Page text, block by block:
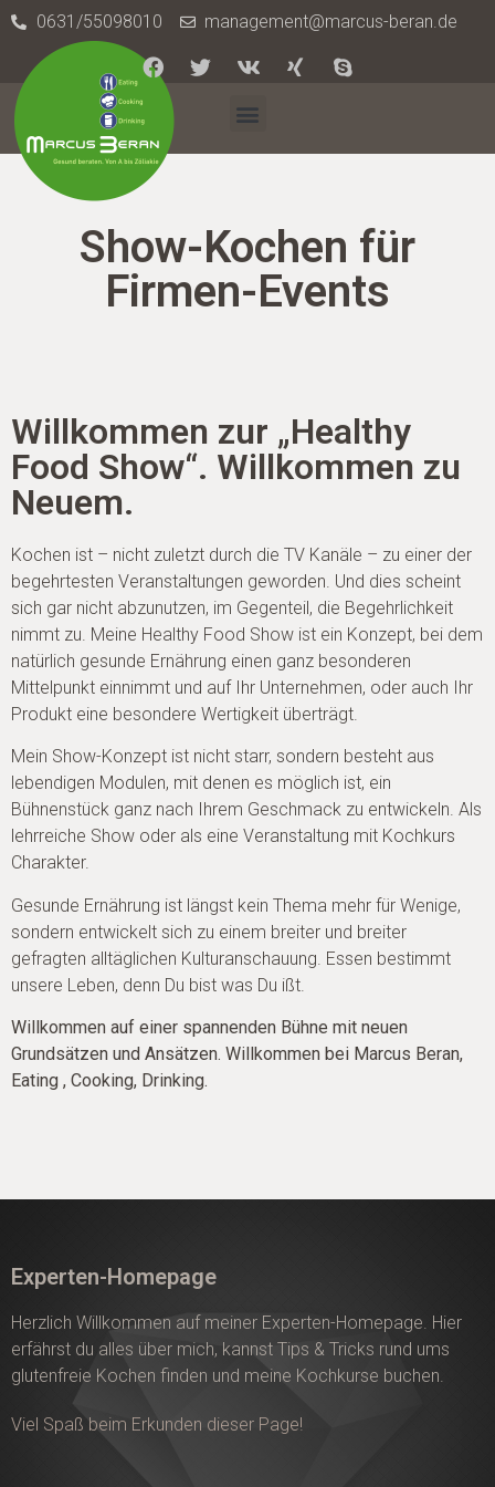
0631/55098010 management@marcus-beran.de
Show-Kochen für
Firmen-Events
Willkommen zur „Healthy
Food Show“. Willkommen zu
Neuem.
Kochen ist – nicht zuletzt durch die TV Kanäle – zu einer der
begehrtesten Veranstaltungen geworden. Und dies scheint
sich gar nicht abzunutzen, im Gegenteil, die Begehrlichkeit
nimmt zu. Meine Healthy Food Show ist ein Konzept, bei dem
natürlich gesunde Ernährung einen ganz besonderen
Mittelpunkt einnimmt und auf Ihr Unternehmen, oder auch Ihr
Produkt eine besondere Wertigkeit überträgt.
Mein Show-Konzept ist nicht starr, sondern besteht aus
lebendigen Modulen, mit denen es möglich ist, ein
Bühnenstück ganz nach Ihrem Geschmack zu entwickeln. Als
lehrreiche Show oder als eine Veranstaltung mit Kochkurs
Charakter.
Gesunde Ernährung ist längst kein Thema mehr für Wenige,
sondern entwickelt sich zu einem breiter und breiter
gefragten alltäglichen Kulturanschauung. Essen bestimmt
unsere Leben, denn Du bist was Du ißt.
Willkommen auf einer spannenden Bühne mit neuen
Grundsätzen und Ansätzen. Willkommen bei Marcus Beran,
Eating , Cooking, Drinking.
Experten-Homepage
Herzlich Willkommen auf meiner Experten-Homepage. Hier
erfährst du alles über mich, kannst Tips & Tricks rund ums
glutenfreie Kochen finden und meine Kochkurse buchen.
Viel Spaß beim Erkunden dieser Page!